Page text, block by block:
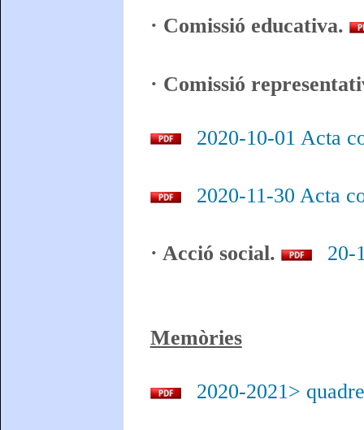
· Comissió educativa.
· Comissió
2020-10-01 Acta
2020-11-30 Acta
· Acció social. 20-
Memòries
2020-2021>